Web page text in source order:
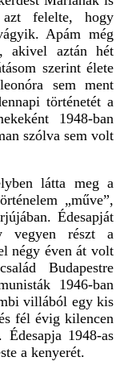
azt felelte, hogy
Apám még
akivel aztán hét
szerint élete
sem ment
történetét a
1948-ban
szólva sem volt
látta meg a
„műve”,
Édesapját
vegyen részt a
négy éven át volt
Budapestre
1946-ban
villából egy kis
fél évig kilencen
1948-as
a kenyerét.